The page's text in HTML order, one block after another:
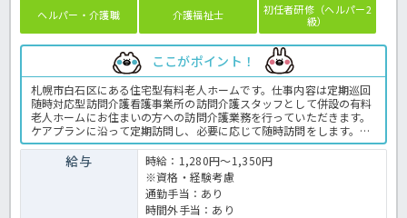
ヘルパー・介護職 介護福祉士
初任者研修（ヘルパー2
級）
ここがポイント！
札幌市白石区にある住宅型有料老人ホームです。仕事内容は定期巡回
随時対応型訪問介護看護事業所の訪問介護スタッフとして併設の有料
老人ホームにお住まいの方への訪問介護業務を行っていただきます。
ケアプランに沿って定期訪問し、必要に応じて随時訪問をします。
117室ある住宅型有料老人ホームです。訪問先は主に施設内にお住ま
いの方となります。少しでもご興味ある方はお気軽にほっ介護までお
問合せください！ 有料老人ホームでの介護業務全般です。 ＜介護
職 派遣 有料老人ホームの求人＞
給与
時給：1,280円～1,350円
※資格・経験考慮
通勤手当：あり
時間外手当：あり